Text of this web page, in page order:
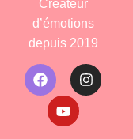
Créateur
d’émotions
depuis 2019